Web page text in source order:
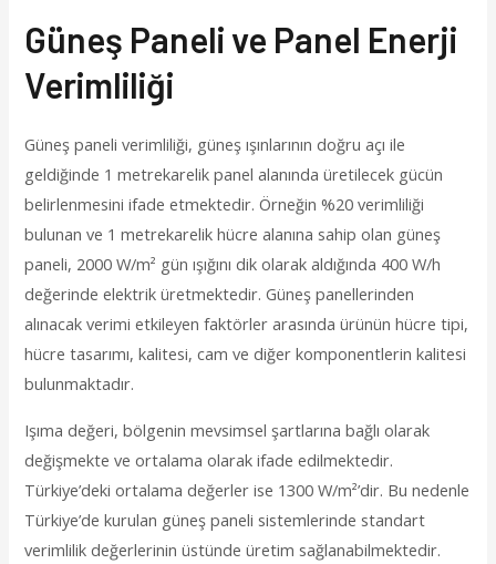
Güneş Paneli ve Panel Enerji
Verimliliği
Güneş paneli verimliliği, güneş ışınlarının doğru açı ile
geldiğinde 1 metrekarelik panel alanında üretilecek gücün
belirlenmesini ifade etmektedir. Örneğin %20 verimliliği
bulunan ve 1 metrekarelik hücre alanına sahip olan güneş
paneli, 2000 W/m² gün ışığını dik olarak aldığında 400 W/h
değerinde elektrik üretmektedir. Güneş panellerinden
alınacak verimi etkileyen faktörler arasında ürünün hücre tipi,
hücre tasarımı, kalitesi, cam ve diğer komponentlerin kalitesi
bulunmaktadır.
Işıma değeri, bölgenin mevsimsel şartlarına bağlı olarak
değişmekte ve ortalama olarak ifade edilmektedir.
Türkiye’deki ortalama değerler ise 1300 W/m²’dir. Bu nedenle
Türkiye’de kurulan güneş paneli sistemlerinde standart
verimlilik değerlerinin üstünde üretim sağlanabilmektedir.